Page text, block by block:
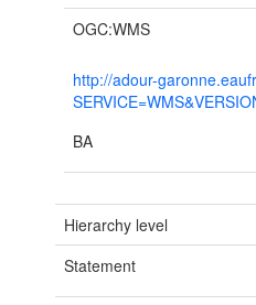
OGC:WMS
http://adour-
BA
Hierarchy level
Statement